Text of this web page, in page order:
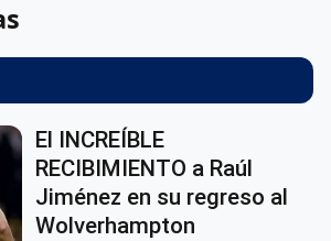
El INCREÍBLE
RECIBIMIENTO a Raúl
Jiménez en su regreso al
Wolverhampton